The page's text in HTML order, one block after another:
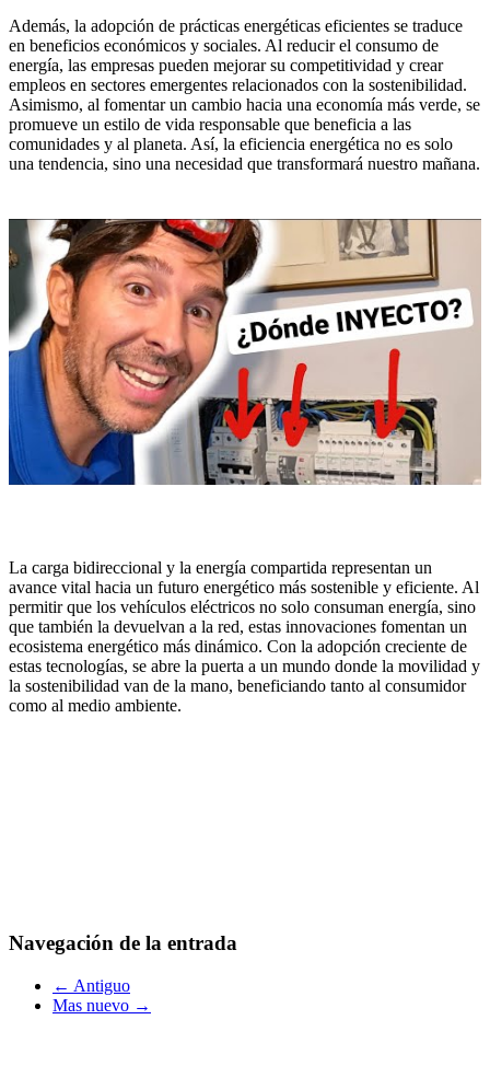
Además, la adopción de prácticas energéticas eficientes se traduce
en beneficios económicos y sociales. Al reducir el consumo de
energía, las empresas pueden mejorar su competitividad y crear
empleos en sectores emergentes relacionados con la sostenibilidad.
Asimismo, al fomentar un cambio hacia una economía más verde, se
promueve un estilo de vida responsable que beneficia a las
comunidades y al planeta. Así, la eficiencia energética no es solo
una tendencia, sino una necesidad que transformará nuestro mañana.
La carga bidireccional y la energía compartida representan un
avance vital hacia un futuro energético más sostenible y eficiente. Al
permitir que los vehículos eléctricos no solo consuman energía, sino
que también la devuelvan a la red, estas innovaciones fomentan un
ecosistema energético más dinámico. Con la adopción creciente de
estas tecnologías, se abre la puerta a un mundo donde la movilidad y
la sostenibilidad van de la mano, beneficiando tanto al consumidor
como al medio ambiente.
Navegación de la entrada
← Antiguo
Mas nuevo →